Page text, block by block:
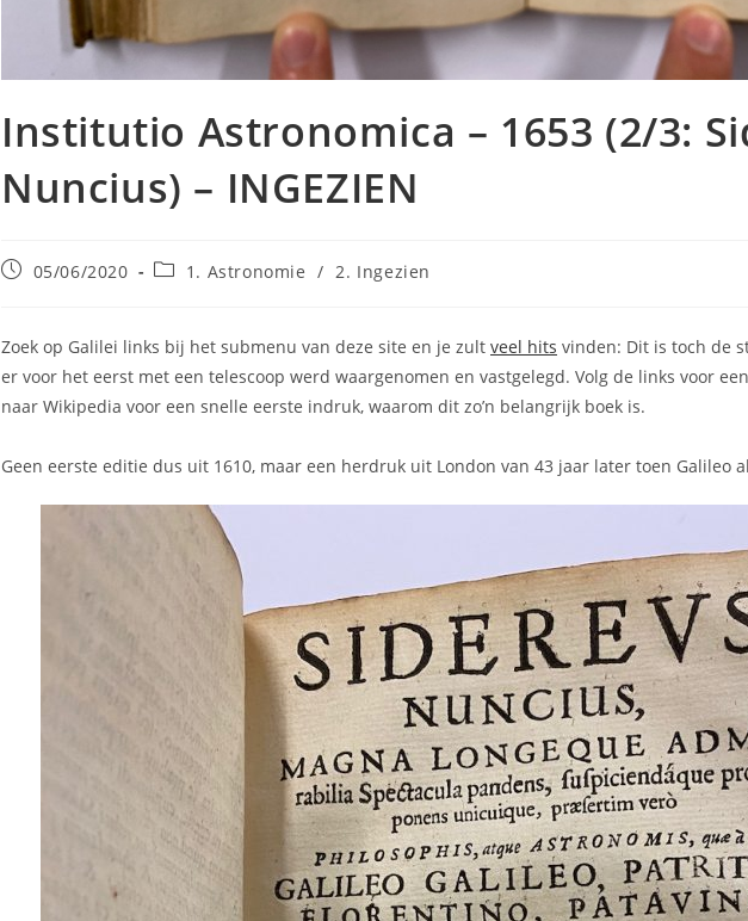
Institutio Astronomica – 1653 (2/3:
Nuncius) – INGEZIEN
Bericht05/06/2020 Berichtcategorie:
1. Astronomie / 2. Ingezien
Zoek op Galilei links bij het submenu van deze site en je zult veel hits vinden: Dit is toch de
er voor het eerst met een telescoop werd waargenomen en vastgelegd. Volg de links voor
naar Wikipedia voor een snelle eerste indruk, waarom dit zo’n belangrijk boek is.
Geen eerste editie dus uit 1610, maar een herdruk uit London van 43 jaar later toen Galileo